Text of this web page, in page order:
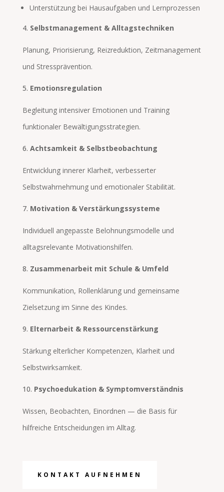
Unterstützung bei Hausaufgaben und Lernprozessen
Selbstmanagement & Alltagstechniken
Planung, Priorisierung, Reizreduktion, Zeitmanagement
und Stressprävention.
Emotionsregulation
Begleitung intensiver Emotionen und Training
funktionaler Bewältigungsstrategien.
Achtsamkeit & Selbstbeobachtung
Entwicklung innerer Klarheit, verbesserter
Selbstwahrnehmung und emotionaler Stabilität.
Motivation & Verstärkungssysteme
Individuell angepasste Belohnungsmodelle und
alltagsrelevante Motivationshilfen.
Zusammenarbeit mit Schule & Umfeld
Kommunikation, Rollenklärung und gemeinsame
Zielsetzung im Sinne des Kindes.
Elternarbeit & Ressourcenstärkung
Stärkung elterlicher Kompetenzen, Klarheit und
Selbstwirksamkeit.
Psychoedukation & Symptomverständnis
Wissen, Beobachten, Einordnen — die Basis für
hilfreiche Entscheidungen im Alltag.
KONTAKT AUFNEHMEN